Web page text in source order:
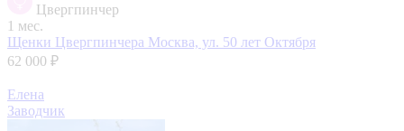
Цвергпинчер
1 мес.
Щенки Цвергпинчера Москва, ул. 50 лет Октября
62 000 ₽
Елена
Заводчик